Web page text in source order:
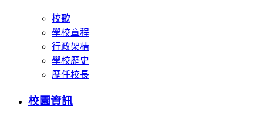
校歌
學校章程
行政架構
學校歷史
歷任校長
校園資訊